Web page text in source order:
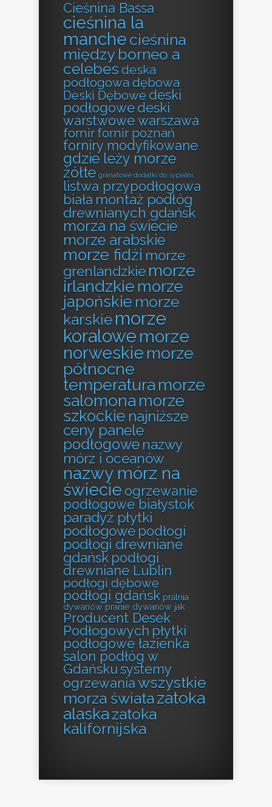
Cieśnina Bassa
cieśnina la
manche cieśnina
między borneo a
celebes deska
podłogowa dębowa
Deski Dębowe deski
podłogowe deski
warstwowe warszawa
fornir fornir poznań
forniry modyfikowane
gdzie leży morze
żółte granatowe dodatki do sypialni
listwa przypodłogowa
biała montaż podłóg
drewnianych gdańsk
morza na świecie
morze arabskie
morze fidżi morze
grenlandzkie morze
irlandzkie morze
japońskie morze
karskie morze
koralowe morze
norweskie morze
północne
temperatura morze
salomona morze
szkockie najniższe
ceny panele
podłogowe nazwy
mórz i oceanów
nazwy mórz na
świecie ogrzewanie
podłogowe białystok
paradyż płytki
podłogowe podłogi
podłogi drewniane
gdańsk podłogi
drewniane Lublin
podłogi dębowe
podłogi gdańsk pralnia
dywanów pranie dywanów jak
Producent Desek
Podłogowych płytki
podłogowe łazienka
salon podłóg w
Gdańsku systemy
ogrzewania wszystkie
morza świata zatoka
alaska zatoka
kalifornijska